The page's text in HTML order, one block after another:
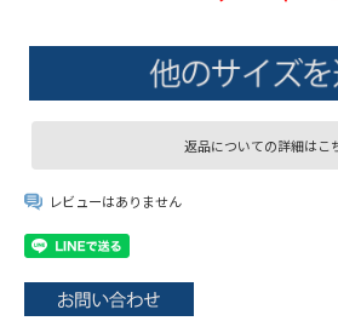
返品についての詳細はこ
レビューはありません